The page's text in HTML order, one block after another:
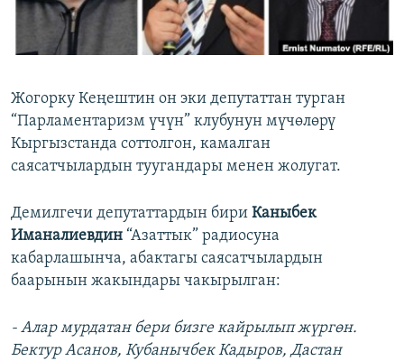
ЭЕ/АРнун бардык сайттары
Жогорку Кеңештин он эки депутаттан турган
“Парламентаризм үчүн” клубунун мүчөлөрү
Кыргызстанда соттолгон, камалган
саясатчылардын туугандары менен жолугат.
Демилгечи депутаттардын бири Каныбек
Иманалиевдин “Азаттык” радиосуна
кабарлашынча, абактагы саясатчылардын
баарынын жакындары чакырылган:
- Алар мурдатан бери бизге кайрылып жүргөн.
Бектур Асанов, Кубанычбек Кадыров, Дастан